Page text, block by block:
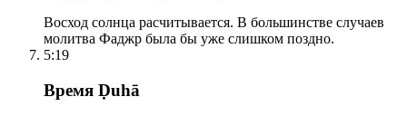
Восход солнца расчитывается. В большинстве случаев
молитва Фаджр была бы уже слишком поздно.
5:19
Время Ḍuhā